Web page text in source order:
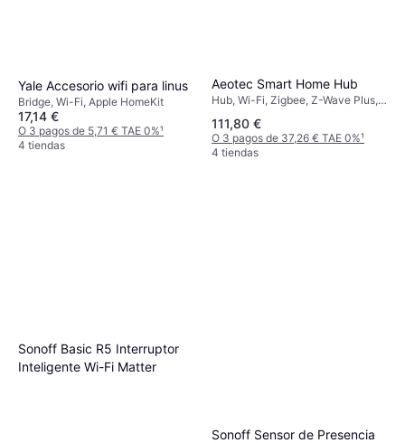
Yale Accesorio wifi para linus
Bridge, Wi-Fi, Apple HomeKit
17,14 €
O 3 pagos de 5,71 € TAE 0%¹
4 tiendas
Aeotec Smart Home Hub
Hub, Wi-Fi, Zigbee, Z-Wave Plus,
Samsung SmartThings
111,80 €
O 3 pagos de 37,26 € TAE 0%¹
4 tiendas
Sonoff Basic R5 Interruptor
Inteligente Wi-Fi Matter
Sonoff Sensor de Presencia